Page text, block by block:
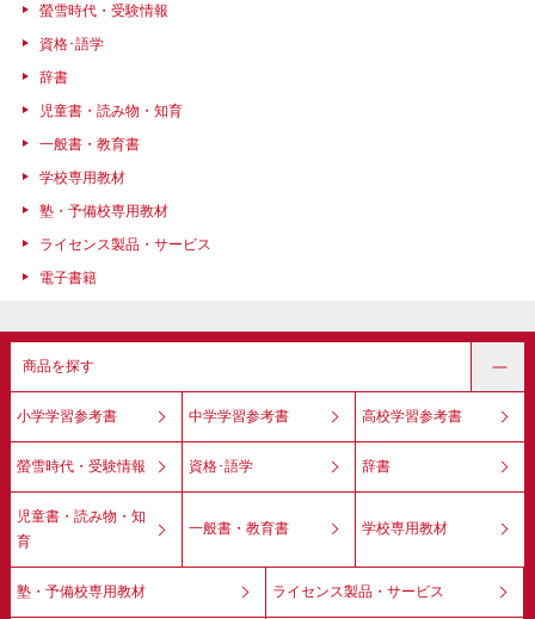
螢雪時代・受験情報
資格･語学
辞書
児童書・読み物・知育
一般書・教育書
学校専用教材
塾・予備校専用教材
ライセンス製品・サービス
電子書籍
商品を探す
小学学習参考書 中学学習参考書 高校学習参考書
螢雪時代・受験情報 資格･語学 辞書
児童書・読み物・知
育
一般書・教育書 学校専用教材
塾・予備校専用教材 ライセンス製品・サービス